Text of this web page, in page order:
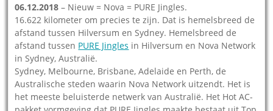
06.12.2018 – Nieuw = Nova = PURE Jingles.
16.622 kilometer om precies te zijn. Dat is hemelsbreed de
afstand tussen Hilversum en Sydney. Hemelsbreed de
afstand tussen PURE Jingles in Hilversum en Nova Network
in Sydney, Australië.
Sydney, Melbourne, Brisbane, Adelaide en Perth, de
Australische steden waarin Nova Network uitzendt. Het is
het meeste beluisterde netwerk van Australië. Het Hot AC-